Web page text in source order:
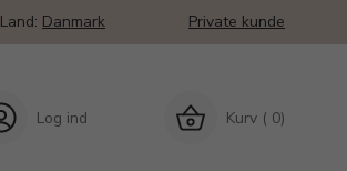
Land: Danmark Private kunde
Kurv ( 0)
Log ind